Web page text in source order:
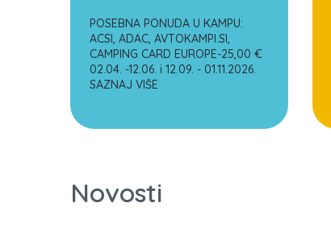
POSEBNA PONUDA U KAMPU:
ACSI, ADAC, AVTOKAMPI.SI,
CAMPING CARD EUROPE-25,00 €
02.04. -12.06. i 12.09. - 01.11.2026.
SAZNAJ VIŠE
Novosti